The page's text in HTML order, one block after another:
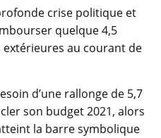
crise politique et
quelque 4,5
extérieures au courant de
d’une rallonge de 5,7
son budget 2021, alors
la barre symbolique